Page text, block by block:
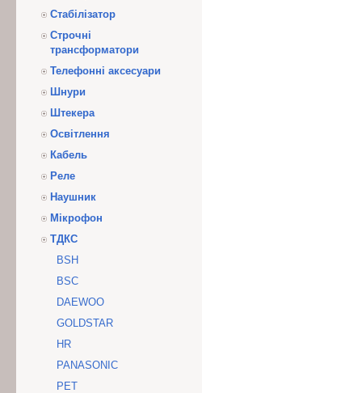
Стабілізатор
Строчні
трансформатори
Телефонні аксесуари
Шнури
Штекера
Освітлення
Кабель
Реле
Наушник
Мікрофон
ТДКС
BSH
BSC
DAEWOO
GOLDSTAR
HR
PANASONIC
PET